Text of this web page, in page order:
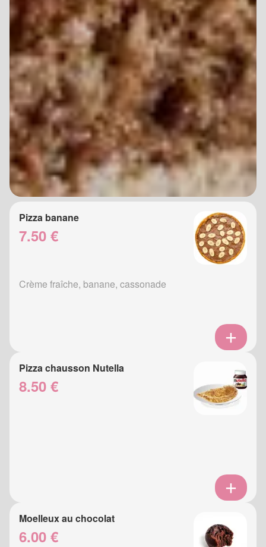
Pizza banane
7.50 €
Crème fraîche, banane, cassonade
Pizza chausson Nutella
8.50 €
Moelleux au chocolat
6.00 €